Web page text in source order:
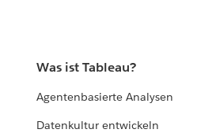
Was ist Tableau?
Agentenbasierte Analysen
Datenkultur entwickeln